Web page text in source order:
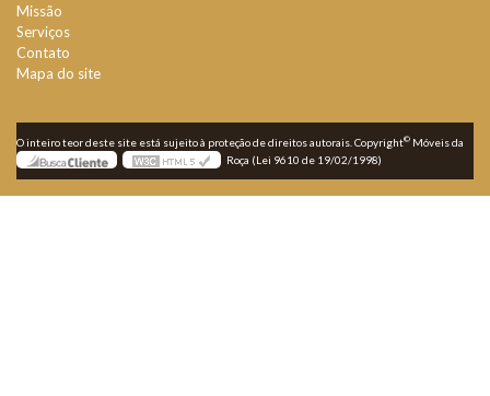
Missão
Serviços
Contato
Mapa do site
O inteiro teor deste site está sujeito à proteção de direitos autorais. Copyright© Móveis da
Roça (Lei 9610 de 19/02/1998)